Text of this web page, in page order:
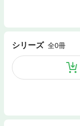
シリーズ 全0冊